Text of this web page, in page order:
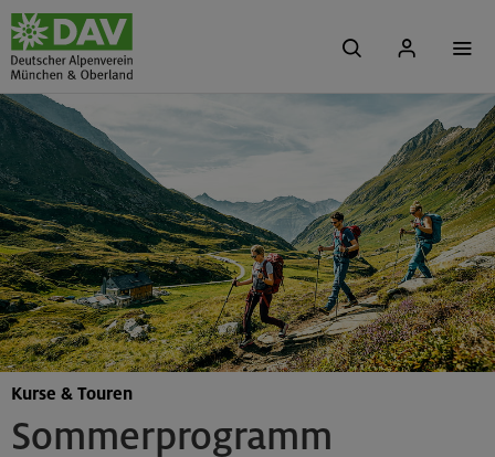
Sommerprogramm
Kurse & Touren